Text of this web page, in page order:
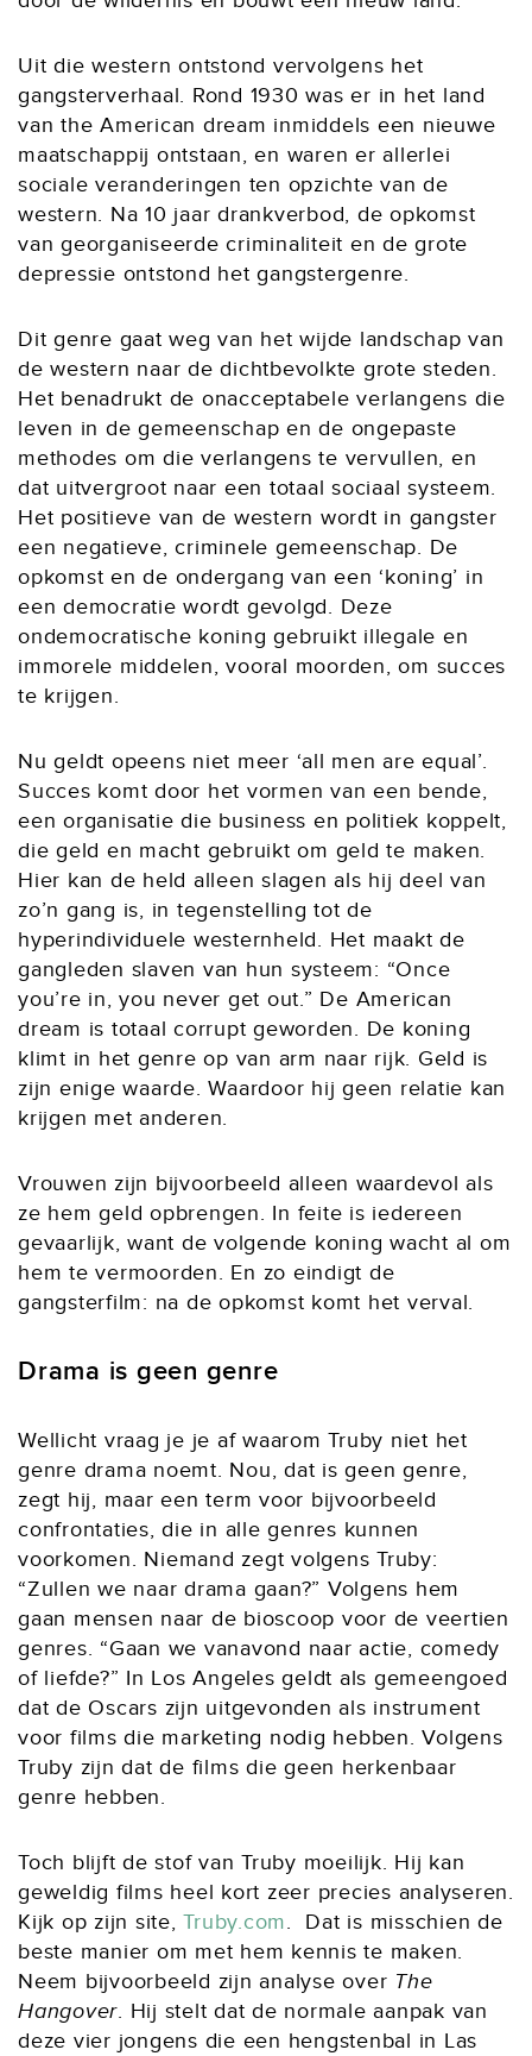
Uit die western ontstond vervolgens het
gangsterverhaal. Rond 1930 was er in het land
van the American dream inmiddels een nieuwe
maatschappij ontstaan, en waren er allerlei
sociale veranderingen ten opzichte van de
western. Na 10 jaar drankverbod, de opkomst
van georganiseerde criminaliteit en de grote
depressie ontstond het gangstergenre.
Dit genre gaat weg van het wijde landschap van
de western naar de dichtbevolkte grote steden.
Het benadrukt de onacceptabele verlangens die
leven in de gemeenschap en de ongepaste
methodes om die verlangens te vervullen, en
dat uitvergroot naar een totaal sociaal systeem.
Het positieve van de western wordt in gangster
een negatieve, criminele gemeenschap. De
opkomst en de ondergang van een ‘koning’ in
een democratie wordt gevolgd. Deze
ondemocratische koning gebruikt illegale en
immorele middelen, vooral moorden, om succes
te krijgen.
Nu geldt opeens niet meer ‘all men are equal’.
Succes komt door het vormen van een bende,
een organisatie die business en politiek koppelt,
die geld en macht gebruikt om geld te maken.
Hier kan de held alleen slagen als hij deel van
zo’n gang is, in tegenstelling tot de
hyperindividuele westernheld. Het maakt de
gangleden slaven van hun systeem: “Once
you’re in, you never get out.” De American
dream is totaal corrupt geworden. De koning
klimt in het genre op van arm naar rijk. Geld is
zijn enige waarde. Waardoor hij geen relatie kan
krijgen met anderen.
Vrouwen zijn bijvoorbeeld alleen waardevol als
ze hem geld opbrengen. In feite is iedereen
gevaarlijk, want de volgende koning wacht al om
hem te vermoorden. En zo eindigt de
gangsterfilm: na de opkomst komt het verval.
Drama is geen genre
Wellicht vraag je je af waarom Truby niet het
genre drama noemt. Nou, dat is geen genre,
zegt hij, maar een term voor bijvoorbeeld
confrontaties, die in alle genres kunnen
voorkomen. Niemand zegt volgens Truby:
“Zullen we naar drama gaan?” Volgens hem
gaan mensen naar de bioscoop voor de veertien
genres. “Gaan we vanavond naar actie, comedy
of liefde?” In Los Angeles geldt als gemeengoed
dat de Oscars zijn uitgevonden als instrument
voor films die marketing nodig hebben. Volgens
Truby zijn dat de films die geen herkenbaar
genre hebben.
Toch blijft de stof van Truby moeilijk. Hij kan
geweldig films heel kort zeer precies analyseren.
Kijk op zijn site,Truby.com. Dat is misschien de
beste manier om met hem kennis te maken.
Neem bijvoorbeeld zijn analyse over The
Hangover. Hij stelt dat de normale aanpak van
deze vier jongens die een hengstenbal in Las